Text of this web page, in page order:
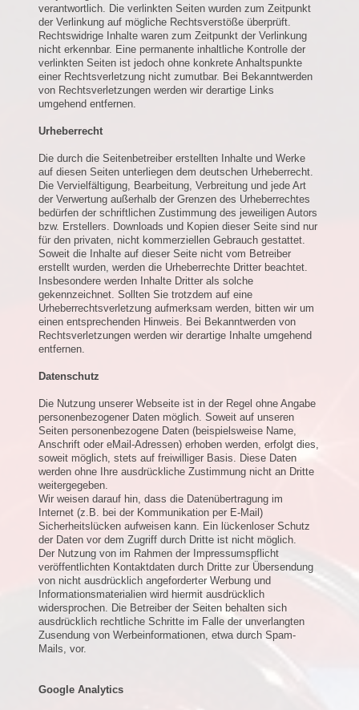
verantwortlich. Die verlinkten Seiten wurden zum Zeitpunkt
der Verlinkung auf mögliche Rechtsverstöße überprüft.
Rechtswidrige Inhalte waren zum Zeitpunkt der Verlinkung
nicht erkennbar. Eine permanente inhaltliche Kontrolle der
verlinkten Seiten ist jedoch ohne konkrete Anhaltspunkte
einer Rechtsverletzung nicht zumutbar. Bei Bekanntwerden
von Rechtsverletzungen werden wir derartige Links
umgehend entfernen.
Urheberrecht
Die durch die Seitenbetreiber erstellten Inhalte und Werke
auf diesen Seiten unterliegen dem deutschen Urheberrecht.
Die Vervielfältigung, Bearbeitung, Verbreitung und jede Art
der Verwertung außerhalb der Grenzen des Urheberrechtes
bedürfen der schriftlichen Zustimmung des jeweiligen Autors
bzw. Erstellers. Downloads und Kopien dieser Seite sind nur
für den privaten, nicht kommerziellen Gebrauch gestattet.
Soweit die Inhalte auf dieser Seite nicht vom Betreiber
erstellt wurden, werden die Urheberrechte Dritter beachtet.
Insbesondere werden Inhalte Dritter als solche
gekennzeichnet. Sollten Sie trotzdem auf eine
Urheberrechtsverletzung aufmerksam werden, bitten wir um
einen entsprechenden Hinweis. Bei Bekanntwerden von
Rechtsverletzungen werden wir derartige Inhalte umgehend
entfernen.
Datenschutz
Die Nutzung unserer Webseite ist in der Regel ohne Angabe
personenbezogener Daten möglich. Soweit auf unseren
Seiten personenbezogene Daten (beispielsweise Name,
Anschrift oder eMail-Adressen) erhoben werden, erfolgt dies,
soweit möglich, stets auf freiwilliger Basis. Diese Daten
werden ohne Ihre ausdrückliche Zustimmung nicht an Dritte
weitergegeben.
Wir weisen darauf hin, dass die Datenübertragung im
Internet (z.B. bei der Kommunikation per E-Mail)
Sicherheitslücken aufweisen kann. Ein lückenloser Schutz
der Daten vor dem Zugriff durch Dritte ist nicht möglich.
Der Nutzung von im Rahmen der Impressumspflicht
veröffentlichten Kontaktdaten durch Dritte zur Übersendung
von nicht ausdrücklich angeforderter Werbung und
Informationsmaterialien wird hiermit ausdrücklich
widersprochen. Die Betreiber der Seiten behalten sich
ausdrücklich rechtliche Schritte im Falle der unverlangten
Zusendung von Werbeinformationen, etwa durch Spam-
Mails, vor.
Google Analytics